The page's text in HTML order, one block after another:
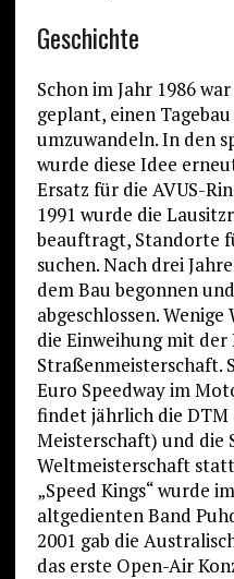
Geschichte
Schon im Jahr 1986
geplant, einen
umzuwandeln. In den
wurde diese Idee
Ersatz für die AVUS-
1991 wurde die
beauftragt, Standorte
suchen. Nach drei
dem Bau begonnen
abgeschlossen.
die Einweihung mit
Straßenmeisterschaft.
Euro Speedway im
findet jährlich die DTM
Meisterschaft) und die
Weltmeisterschaft
„Speed Kings“ wurde
altgedienten Band
2001 gab die
das erste Open-Air